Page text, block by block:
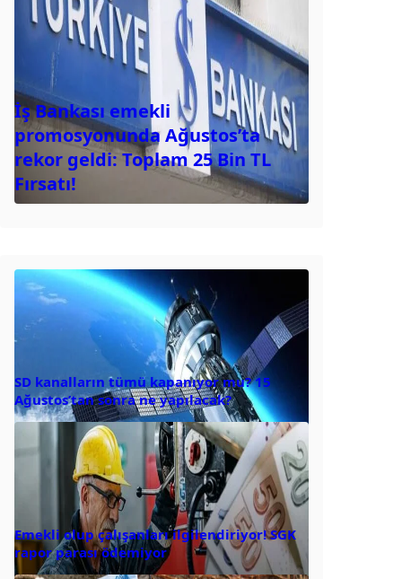
İş Bankası emekli
promosyonunda Ağustos’ta
rekor geldi: Toplam 25 Bin TL
Fırsatı!
SD kanalların tümü kapanıyor mu? 15
Ağustos’tan sonra ne yapılacak?
Emekli olup çalışanları ilgilendiriyor! SGK
rapor parası ödemiyor